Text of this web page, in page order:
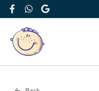
FacebookWhatsApp
Google